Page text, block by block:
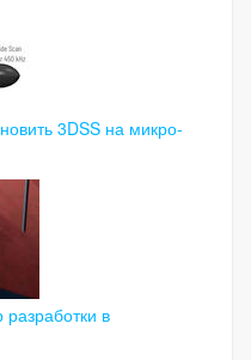
3DSS на микро-
в